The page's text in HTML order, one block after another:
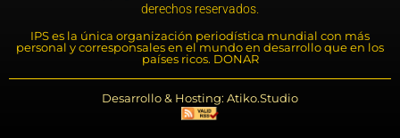
derechos reservados.
IPS es la única organización periodística mundial con más
personal y corresponsales en el mundo en desarrollo que en los
países ricos. DONAR
Desarrollo & Hosting: Atiko.Studio